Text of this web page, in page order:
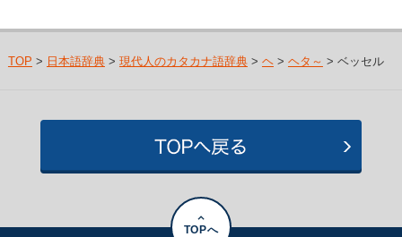
TOP > 日本語辞典> 現代人のカタカナ語辞典> ヘ> ヘタ～ > ベッセル
TOPへ